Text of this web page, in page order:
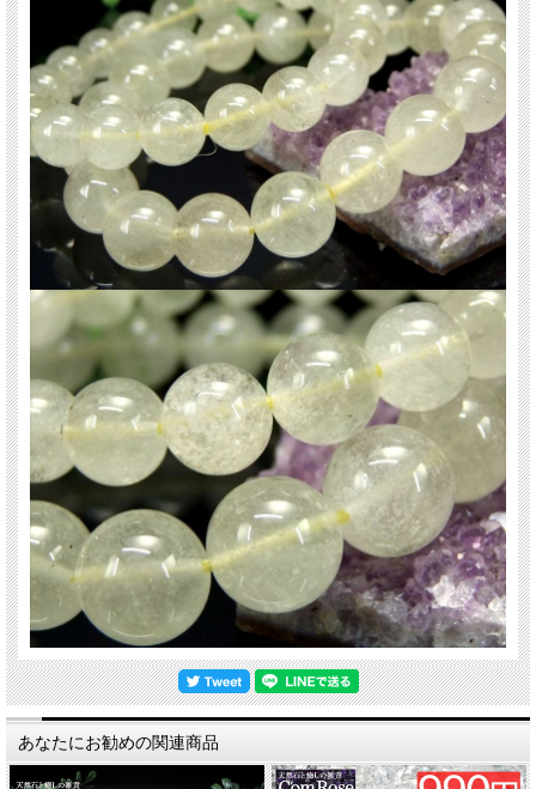
※ブレスレット、連商品は一連状態での仕入れとなっておりますので歪な珠が含
まれていることがあります。
※サイズは目安です。細かな誤差が出る場合があります。ビーズ石の製造上の仕
様ですのでご了承下さい。
関連キーワード
天然石 パワーストーン 海外直輸入 バイヤー厳選 プレゼント ギフト メンズ レデ
ィース 卸し 卸価格 実店舗 ハンドメイド サイズ直し コムローズ comrose
あなたにお勧めの関連商品